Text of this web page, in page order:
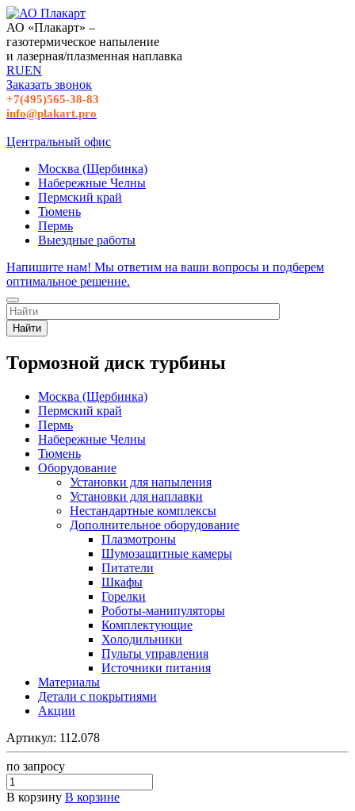
АО «Плакарт» –
газотермическое напыление
и лазерная/плазменная наплавка
RUEN
Заказать звонок
+7(495)565-38-83
info@plakart.pro
Центральный офис
Москва (Щербинка)
Набережные Челны
Пермский край
Тюмень
Пермь
Выездные работы
Напишите нам! Мы ответим на ваши вопросы и подберем
оптимальное решение.
Найти
Тормозной диск турбины
Москва (Щербинка)
Пермский край
Пермь
Набережные Челны
Тюмень
Оборудование
Установки для напыления
Установки для наплавки
Нестандартные комплексы
Дополнительное оборудование
Плазмотроны
Шумозащитные камеры
Питатели
Шкафы
Горелки
Роботы-манипуляторы
Комплектующие
Холодильники
Пульты управления
Источники питания
Материалы
Детали с покрытиями
Акции
Артикул: 112.078
по запросу
В корзину В корзине